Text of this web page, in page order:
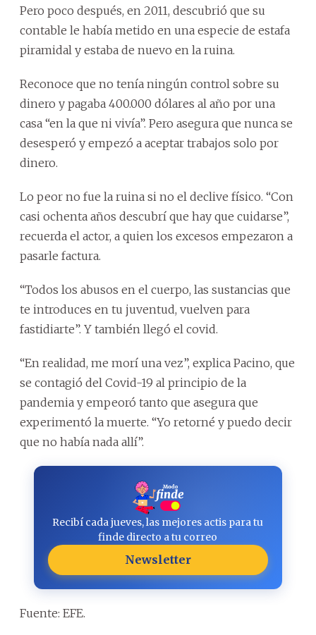
Pero poco después, en 2011, descubrió que su
contable le había metido en una especie de estafa
piramidal y estaba de nuevo en la ruina.
Reconoce que no tenía ningún control sobre su
dinero y pagaba 400.000 dólares al año por una
casa “en la que ni vivía”. Pero asegura que nunca se
desesperó y empezó a aceptar trabajos solo por
dinero.
Lo peor no fue la ruina si no el declive físico. “Con
casi ochenta años descubrí que hay que cuidarse”,
recuerda el actor, a quien los excesos empezaron a
pasarle factura.
“Todos los abusos en el cuerpo, las sustancias que
te introduces en tu juventud, vuelven para
fastidiarte”. Y también llegó el covid.
“En realidad, me morí una vez”, explica Pacino, que
se contagió del Covid-19 al principio de la
pandemia y empeoró tanto que asegura que
experimentó la muerte. “Yo retorné y puedo decir
que no había nada allí”.
Recibí cada jueves, las mejores actis para tu
finde directo a tu correo
Newsletter
Fuente: EFE.